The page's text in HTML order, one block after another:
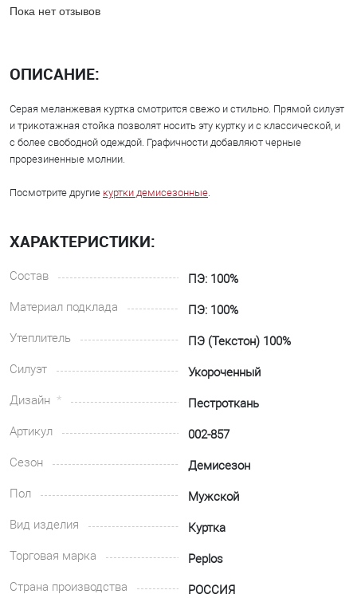
Пока нет отзывов
ОПИСАНИЕ:
Серая меланжевая куртка смотрится свежо и стильно. Прямой силуэт
и трикотажная стойка позволят носить эту куртку и с классической, и
с более свободной одеждой. Графичности добавляют черные
прорезиненные молнии.
Посмотрите другие куртки демисезонные.
ХАРАКТЕРИСТИКИ:
Состав
ПЭ: 100%
Материал подклада
ПЭ: 100%
Утеплитель
ПЭ (Текстон) 100%
Силуэт
Укороченный
Дизайн
Пестроткань
Артикул
002-857
Сезон
Демисезон
Пол
Мужской
Вид изделия
Куртка
Торговая марка
Peplos
Страна производства
РОССИЯ